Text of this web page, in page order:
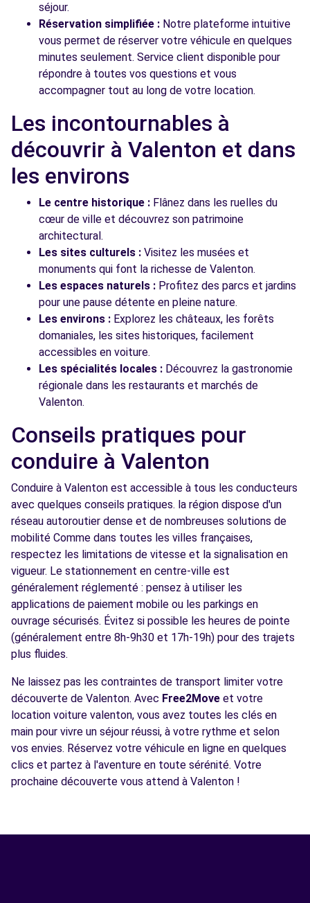
séjour.
Réservation simplifiée : Notre plateforme intuitive
vous permet de réserver votre véhicule en quelques
minutes seulement. Service client disponible pour
répondre à toutes vos questions et vous
accompagner tout au long de votre location.
Les incontournables à
découvrir à Valenton et dans
les environs
Le centre historique : Flânez dans les ruelles du
cœur de ville et découvrez son patrimoine
architectural.
Les sites culturels : Visitez les musées et
monuments qui font la richesse de Valenton.
Les espaces naturels : Profitez des parcs et jardins
pour une pause détente en pleine nature.
Les environs : Explorez les châteaux, les forêts
domaniales, les sites historiques, facilement
accessibles en voiture.
Les spécialités locales : Découvrez la gastronomie
régionale dans les restaurants et marchés de
Valenton.
Conseils pratiques pour
conduire à Valenton
Conduire à Valenton est accessible à tous les conducteurs
avec quelques conseils pratiques. la région dispose d'un
réseau autoroutier dense et de nombreuses solutions de
mobilité Comme dans toutes les villes françaises,
respectez les limitations de vitesse et la signalisation en
vigueur. Le stationnement en centre-ville est
généralement réglementé : pensez à utiliser les
applications de paiement mobile ou les parkings en
ouvrage sécurisés. Évitez si possible les heures de pointe
(généralement entre 8h-9h30 et 17h-19h) pour des trajets
plus fluides.
Ne laissez pas les contraintes de transport limiter votre
découverte de Valenton. Avec Free2Move et votre
location voiture valenton, vous avez toutes les clés en
main pour vivre un séjour réussi, à votre rythme et selon
vos envies. Réservez votre véhicule en ligne en quelques
clics et partez à l'aventure en toute sérénité. Votre
prochaine découverte vous attend à Valenton !